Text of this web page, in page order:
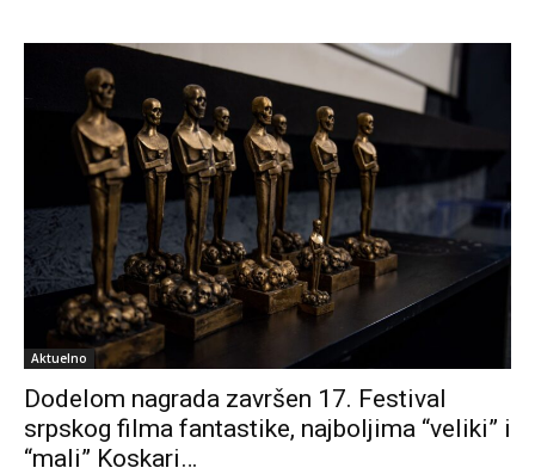
Aktuelno
Dodelom nagrada završen 17. Festival
srpskog filma fantastike, najboljima “veliki” i
“mali” Koskari…